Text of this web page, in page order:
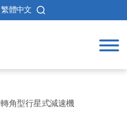
繁體中文
轉角型行星式減速機